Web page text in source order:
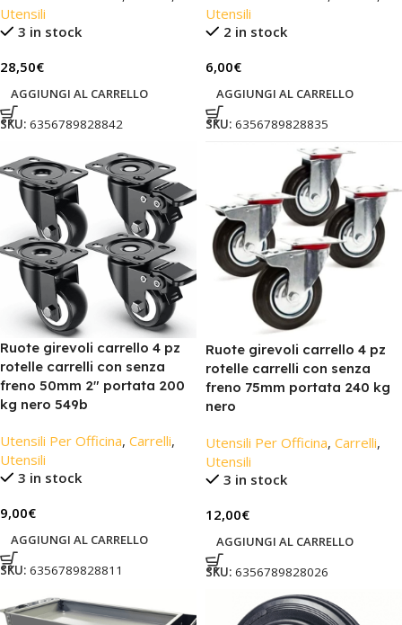
Utensili
3 in stock
28,50€
AGGIUNGI AL CARRELLO
SKU: 6356789828842
Utensili
2 in stock
6,00€
AGGIUNGI AL CARRELLO
SKU: 6356789828835
Ruote girevoli carrello 4 pz
rotelle carrelli con senza
freno 50mm 2″ portata 200
kg nero 549b
Utensili Per Officina, Carrelli,
Utensili
3 in stock
9,00€
AGGIUNGI AL CARRELLO
SKU: 6356789828811
Ruote girevoli carrello 4 pz
rotelle carrelli con senza
freno 75mm portata 240 kg
nero
Utensili Per Officina, Carrelli,
Utensili
3 in stock
12,00€
AGGIUNGI AL CARRELLO
SKU: 6356789828026